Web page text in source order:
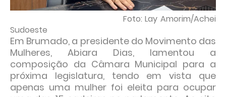
Foto: Lay Amorim/Achei
Sudoeste
Em Brumado, a presidente do Movimento das
Mulheres, Abiara Dias, lamentou a
composição da Câmara Municipal para a
próxima legislatura, tendo em vista que
apenas uma mulher foi eleita para ocupar